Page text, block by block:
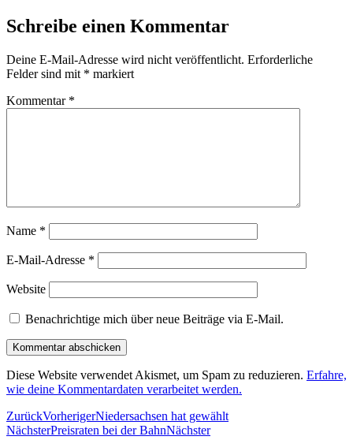
Schreibe einen Kommentar
Deine E-Mail-Adresse wird nicht veröffentlicht. Erforderliche
Felder sind mit * markiert
Kommentar *
Name *
E-Mail-Adresse *
Website
Benachrichtige mich über neue Beiträge via E-Mail.
Diese Website verwendet Akismet, um Spam zu reduzieren. Erfahre,
wie deine Kommentardaten verarbeitet werden.
ZurückVorherigerNiedersachsen hat gewählt
NächsterPreisraten bei der BahnNächster